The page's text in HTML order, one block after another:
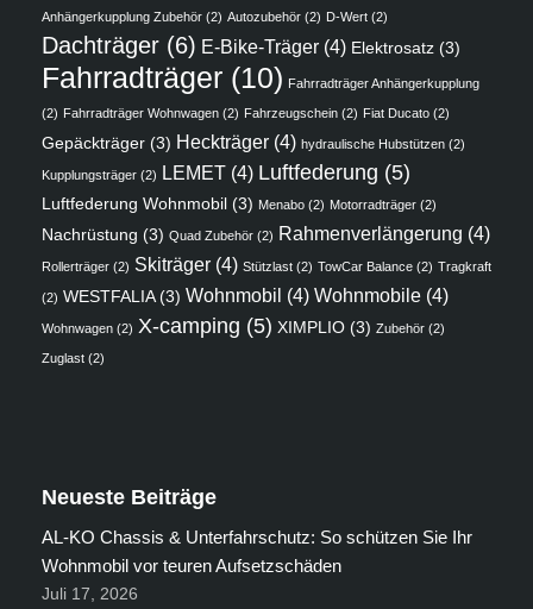
Anhängerkupplung Zubehör (2) Autozubehör (2) D-Wert (2)
Dachträger (6) E-Bike-Träger (4) Elektrosatz (3)
Fahrradträger (10) Fahrradträger Anhängerkupplung
(2) Fahrradträger Wohnwagen (2) Fahrzeugschein (2) Fiat Ducato (2)
Gepäckträger (3) Heckträger (4) hydraulische Hubstützen (2)
Kupplungsträger (2) LEMET (4) Luftfederung (5)
Luftfederung Wohnmobil (3) Menabo (2) Motorradträger (2)
Nachrüstung (3) Quad Zubehör (2) Rahmenverlängerung (4)
Rollerträger (2) Skiträger (4) Stützlast (2) TowCar Balance (2) Tragkraft
(2) WESTFALIA(3) Wohnmobil (4) Wohnmobile (4)
Wohnwagen (2) X-camping (5) XIMPLIO (3) Zubehör (2)
Zuglast (2)
Neueste Beiträge
AL-KO Chassis & Unterfahrschutz: So schützen Sie Ihr
Wohnmobil vor teuren Aufsetzschäden
Juli 17, 2026